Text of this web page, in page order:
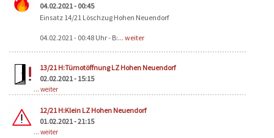
04.02.2021 - 00:45
Einsatz 14/21 Löschzug Hohen Neuendorf
04.02.2021 - 00:48 Uhr - B:... weiter
13/21 H:Türnotöffnung LZ Hohen Neuendorf
02.02.2021 - 15:15
... weiter
12/21 H:Klein LZ Hohen Neuendorf
01.02.2021 - 21:15
... weiter